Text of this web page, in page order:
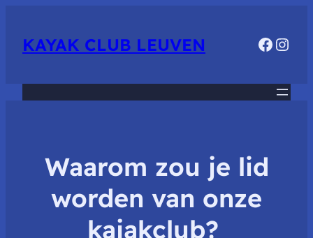
KAYAK CLUB LEUVEN
Waarom zou je lid
worden van onze
kajakclub?